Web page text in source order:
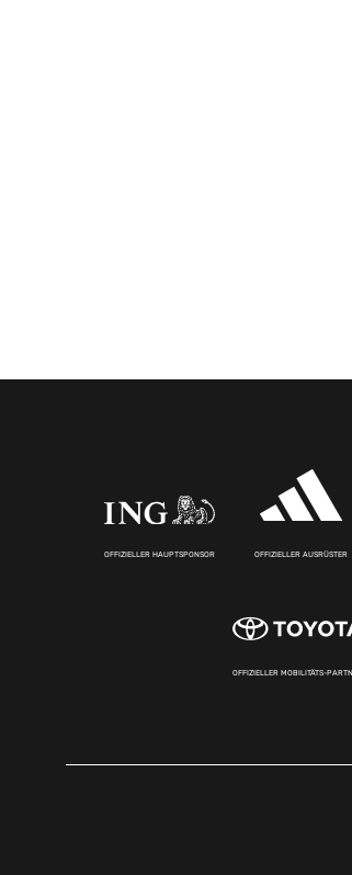
OFFIZIELLER HAUPTSPONSOR OFFIZIELLER AUSRÜSTER
OFFIZIELLER MOBILITÄTS-